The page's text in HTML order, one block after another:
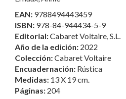
EAN: 9788494443459
ISBN: 978-84-944434-5-9
Editorial:Cabaret Voltaire, S.L.
Año de la edición: 2022
Colección:Cabaret Voltaire
Encuadernación: Rústica
Medidas: 13 X 19 cm.
Páginas: 204